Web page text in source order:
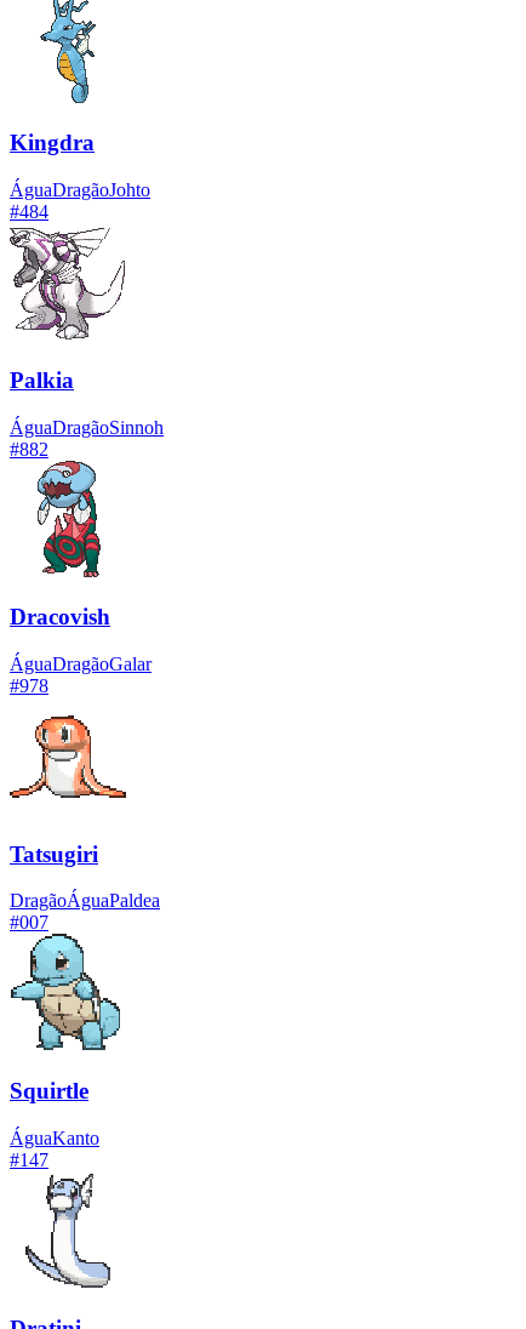
Kingdra
ÁguaDragãoJohto
#484
Palkia
ÁguaDragãoSinnoh
#882
Dracovish
ÁguaDragãoGalar
#978
Tatsugiri
DragãoÁguaPaldea
#007
Squirtle
ÁguaKanto
#147